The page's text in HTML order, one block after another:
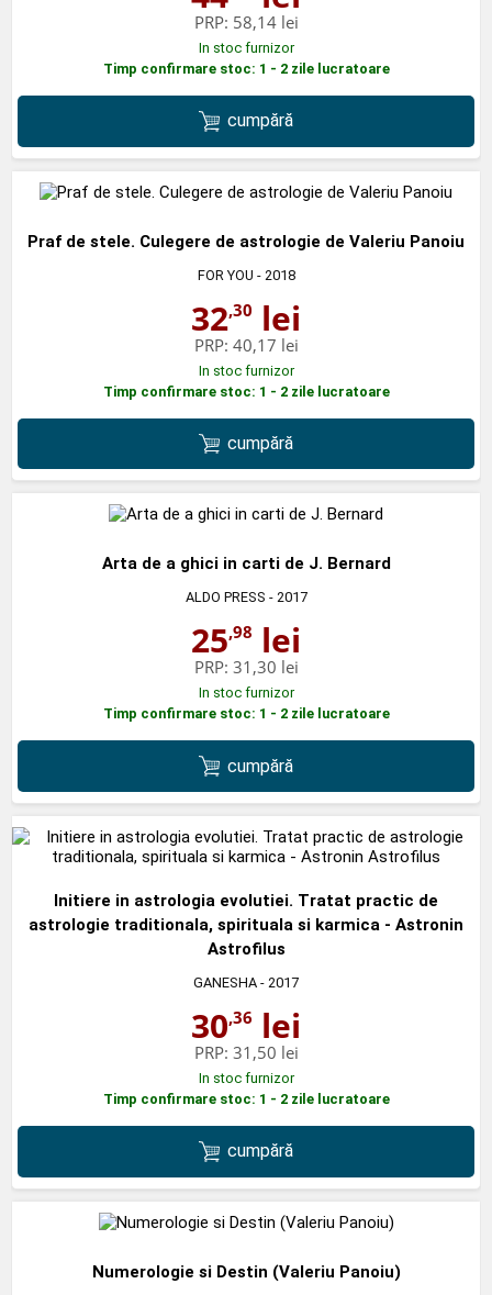
PRP: 58,14 lei
In stoc furnizor
Timp confirmare stoc: 1 - 2 zile lucratoare
cumpără
Praf de stele. Culegere de astrologie de Valeriu Panoiu
FOR YOU - 2018
32,30 lei
PRP: 40,17 lei
In stoc furnizor
Timp confirmare stoc: 1 - 2 zile lucratoare
cumpără
Arta de a ghici in carti de J. Bernard
ALDO PRESS - 2017
25,98 lei
PRP: 31,30 lei
In stoc furnizor
Timp confirmare stoc: 1 - 2 zile lucratoare
cumpără
Initiere in astrologia evolutiei. Tratat practic de
astrologie traditionala, spirituala si karmica - Astronin
Astrofilus
GANESHA - 2017
30,36 lei
PRP: 31,50 lei
In stoc furnizor
Timp confirmare stoc: 1 - 2 zile lucratoare
cumpără
Numerologie si Destin (Valeriu Panoiu)